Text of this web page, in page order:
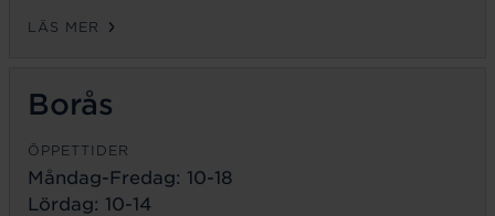
LÄS MER
Borås
ÖPPETTIDER
Måndag-Fredag: 10-18
Lördag: 10-14